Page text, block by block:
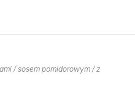
/ sosem pomidorowym / z